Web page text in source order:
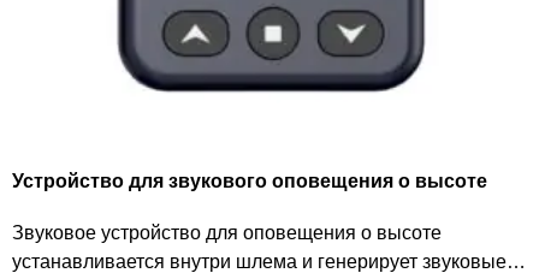
Устройство для звукового оповещения о высоте
Звуковое устройство для оповещения о высоте
устанавливается внутри шлема и генерирует звуковые